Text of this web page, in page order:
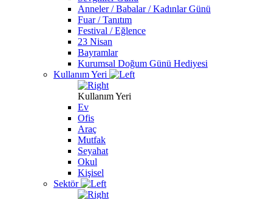
Anneler / Babalar / Kadınlar Günü
Fuar / Tanıtım
Festival / Eğlence
23 Nisan
Bayramlar
Kurumsal Doğum Günü Hediyesi
Kullanım Yeri
Kullanım Yeri
Ev
Ofis
Araç
Mutfak
Seyahat
Okul
Kişisel
Sektör